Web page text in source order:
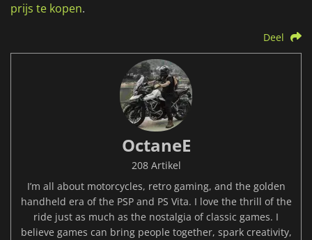
prijs te kopen.
Deel
OctaneE
208 Artikel
I’m all about motorcycles, retro gaming, and the golden
handheld era of the PSP and PS Vita. I love the thrill of the
ride just as much as the nostalgia of classic games. I
believe games can bring people together, spark creativity,